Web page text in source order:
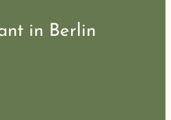
in Berlin